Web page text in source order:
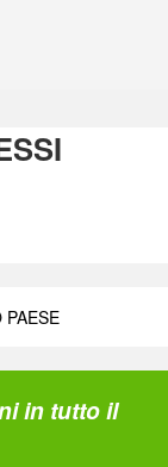
PAESE
in tutto il